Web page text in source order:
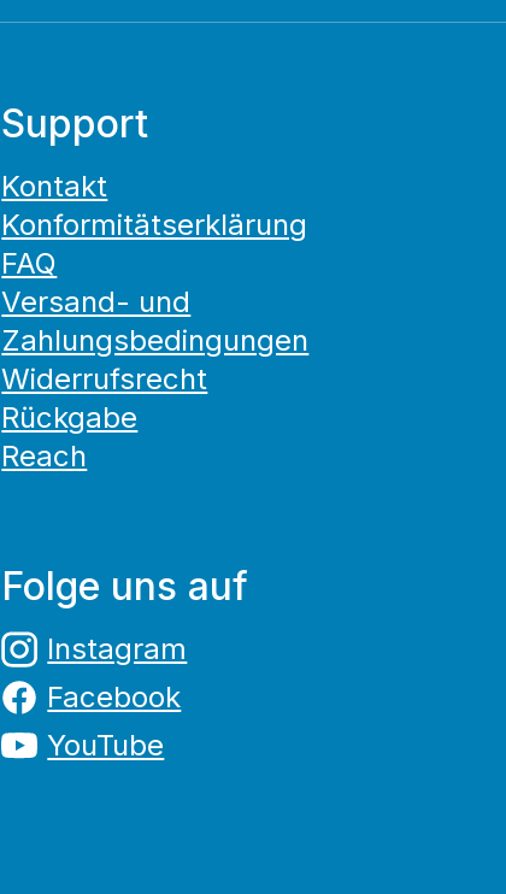
Support
Kontakt
Konformitätserklärung
FAQ
Versand- und
Zahlungsbedingungen
Widerrufsrecht
Rückgabe
Reach
Folge uns auf
Instagram
Facebook
YouTube